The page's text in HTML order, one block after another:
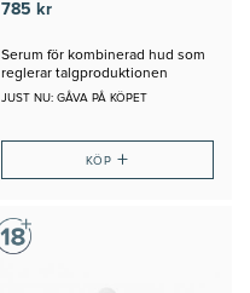
785 kr
Serum för kombinerad hud som
reglerar talgproduktionen
JUST NU: GÅVA PÅ KÖPET
KÖP +